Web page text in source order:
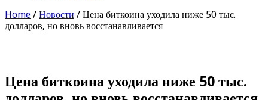
Home / Новости / Цена биткоина уходила ниже 50 тыс.
долларов, но вновь восстанавливается
Цена биткоина уходила ниже 50 тыс.